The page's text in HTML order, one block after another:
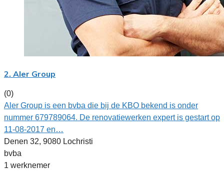
2. Aler Group
(0)
Aler Group is een bvba die bij de KBO bekend is onder
nummer 679789064. De renovatiewerken expert is gestart op
11-08-2017 en…
Denen 32, 9080 Lochristi
bvba
1 werknemer